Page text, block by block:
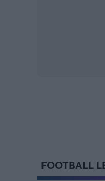
FOOTBALL